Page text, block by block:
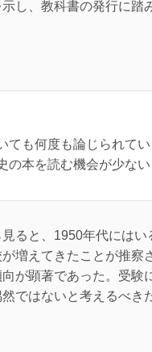
し、教科書の発行に踏
ても何度も論じられて
の本を読む機会が少な
ると、1950年代には
増えてきたことが推
が顕著であった。受
ではないと考えるべき